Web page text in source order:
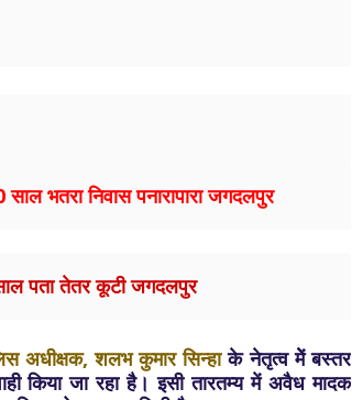
भतरा निवास पनारापारा जगदलपुर
पता तेतर कूटी जगदलपुर
अधीक्षक, शलभ कुमार सिन्हाके नेतृत्व मेें बस्तर
किया जा रहा है। इसी तारतम्य में अवैध मादक